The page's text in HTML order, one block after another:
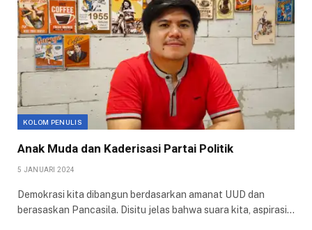
KOLOM PENULIS
Anak Muda dan Kaderisasi Partai Politik
5 JANUARI 2024
Demokrasi kita dibangun berdasarkan amanat UUD dan
berasaskan Pancasila. Disitu jelas bahwa suara kita, aspirasi…